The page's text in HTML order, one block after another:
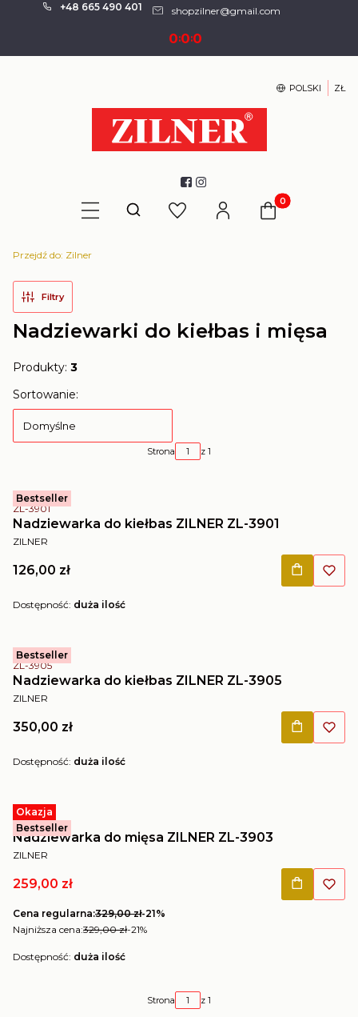
+48 665 490 401 shopzilner@gmail.com
0:0:0
POLSKI ZŁ
Otwórz wyszukiwarkę Produkty w
Przejdź do: Zilner
Filtry
Nadziewarki do kiełbas i mięsa
Produkty: 3
Lista produktów
Sortowanie:
Domyślne
Strona z 1
Bestseller
Kod produktu
ZL-3901
Nadziewarka do kiełbas ZILNER ZL-3901
PRODUCENT
ZILNER
Cena
126,00 zł
Dostępność: duża ilość
Bestseller
Kod produktu
ZL-3905
Nadziewarka do kiełbas ZILNER ZL-3905
PRODUCENT
ZILNER
Cena
350,00 zł
Dostępność: duża ilość
Okazja
Bestseller
Kod produktu
ZL-3903
Nadziewarka do mięsa ZILNER ZL-3903
PRODUCENT
ZILNER
Cena promocyjna
259,00 zł
Cena regularna:329,00 zł-21%
Najniższa cena:329,00 zł-21%
Dostępność: duża ilość
Strona z 1